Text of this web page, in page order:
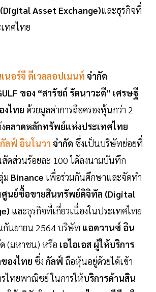
Asset Exchange)และธุรกิจที่
ทศไทย
นอร์จี ดีเวลลอปเมนท์ จำกัด
ของ “สารัชถ์ รัตนาวะดี” เศรษฐี
ไทย ด้วยมูลค่าการถือครองหุ้นกว่า 2
ตลาดหลักทรัพย์แห่งประเทศไทย
กัลฟ์ อินโนวา จำกัด ซึ่งเป็นบริษัทย่อยที่
ดส่วนร้อยละ 100 ได้ลงนามบันทึก
ม Binance เพื่อร่วมกันศึกษาและจัดทำ
ศูนย์ซื้อขายสินทรัพย์ดิจิทัล (Digital
และธุรกิจที่เกี่ยวเนื่องในประเทศไทย
กันยายน 2564 บริษัท แอดวานซ์ อิน
(มหาชน) หรือ เอไอเอส ผู้ให้บริการ
องไทย ซึ่ง กัลฟ์ ถือหุ้นอยู่ด้วยได้เข้า
ไทยพาณิชย์ ในการให้บริการด้านสิน